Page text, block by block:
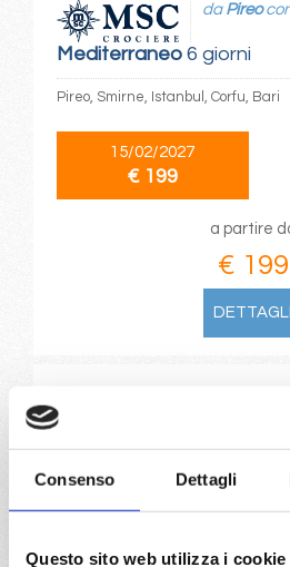
Consenso Dettagli
Questo sito web utilizza i cookie
Mediterraneo6 giorni
da Pireo
Pireo, Smirne, Istanbul, Corfu, Bari
15/02/2027
€ 199
a partire
€ 199
DETTAGLI
Durban, Portuguese Island, Durban